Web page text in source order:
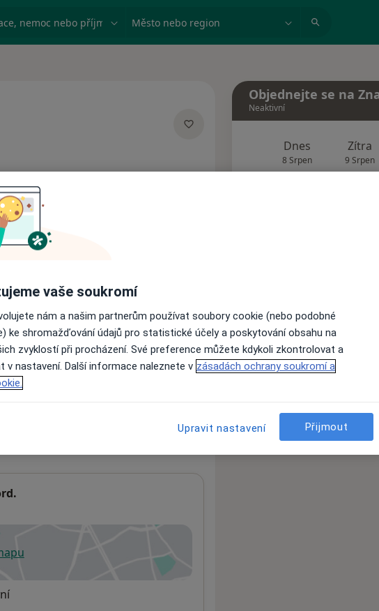
nemoc nebo příjmení Město nebo region
Rezervovat termín
nejsou k dispozici
informace o svých službách.
v nové záložce
Objednejte se na
Neaktivní
Dnes
8 Srpen
Zítra
9 Srpen
Tento specialista
termínu
vaše soukromí
nám a našim partnerům používat soubory cookie (nebo podobné
ke shromažďování údajů pro statistické účely a poskytování obsahu na
zvyklostí při procházení. Své preference můžete kdykoli zkontrolovat a
v nastavení. Další informace naleznete v zásadách ochrany soukromí a
Upravit nastavení Přijmout